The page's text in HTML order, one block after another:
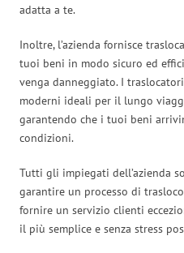
adatta a te.
Inoltre, l’azienda fornisce
tuoi beni in modo sicuro ed
venga danneggiato. I
moderni ideali per il lungo
garantendo che i tuoi beni
condizioni.
Tutti gli impiegati dell’azienda
garantire un processo di
fornire un servizio clienti
il più semplice e senza stress